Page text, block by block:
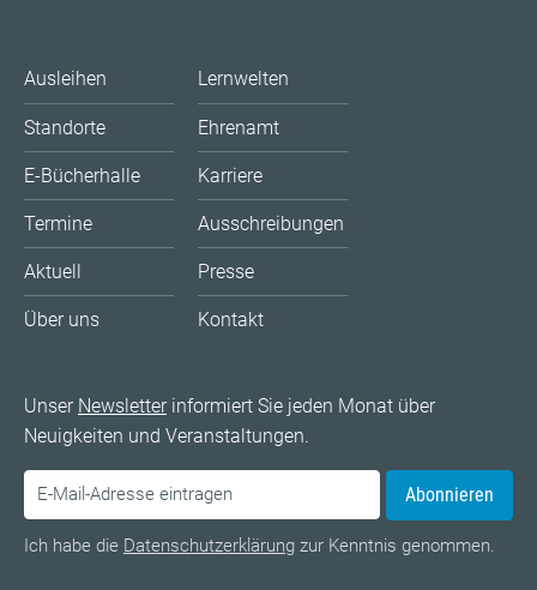
Ausleihen
Standorte
E-Bücherhalle
Termine
Aktuell
Über uns
Lernwelten
Ehrenamt
Karriere
Ausschreibungen
Presse
Kontakt
Unser Newsletterinformiert Sie jeden Monat über
Neuigkeiten und Veranstaltungen.
Abonnieren
Ich habe die Datenschutzerklärung zur Kenntnis genommen.